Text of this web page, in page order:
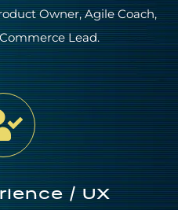
Owner, Agile Coach,
Lead.
/ UX